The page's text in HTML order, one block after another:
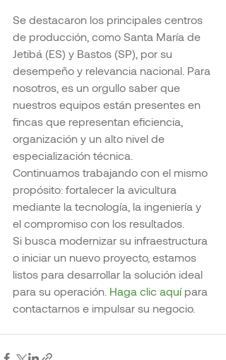
Se destacaron los principales centros
de producción, como Santa María de
Jetibá (ES) y Bastos (SP), por su
desempeño y relevancia nacional. Para
nosotros, es un orgullo saber que
nuestros equipos están presentes en
fincas que representan eficiencia,
organización y un alto nivel de
especialización técnica.
Continuamos trabajando con el mismo
propósito: fortalecer la avicultura
mediante la tecnología, la ingeniería y
el compromiso con los resultados.
Si busca modernizar su infraestructura
o iniciar un nuevo proyecto, estamos
listos para desarrollar la solución ideal
para su operación. Haga clic aquí para
contactarnos e impulsar su negocio.